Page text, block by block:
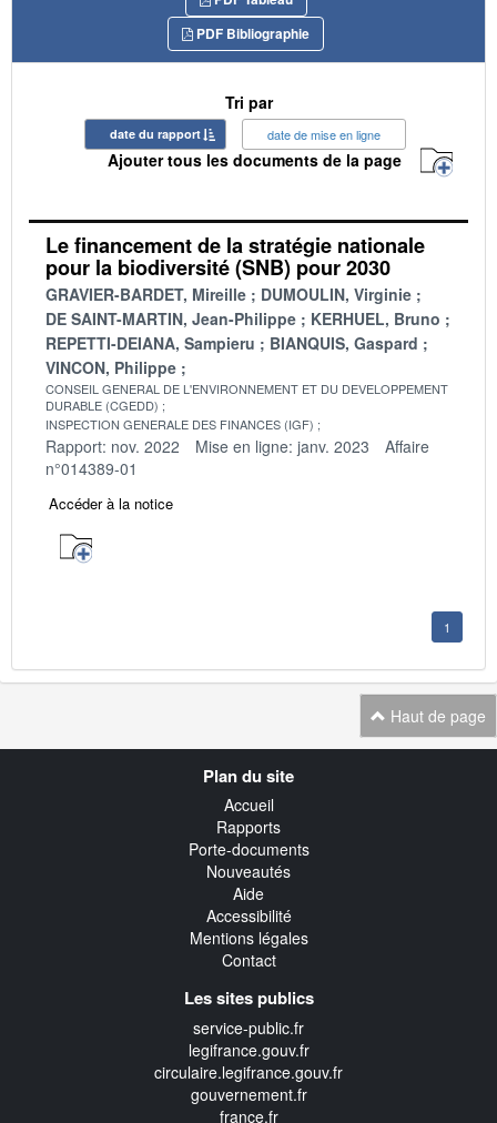
PDF Bibliographie
Tri par
date du rapport date de mise en ligne
Ajouter tous les documents de la page
Le financement de la stratégie nationale
pour la biodiversité (SNB) pour 2030
GRAVIER-BARDET, Mireille
DUMOULIN, Virginie
DE SAINT-MARTIN, Jean-Philippe
KERHUEL, Bruno
REPETTI-DEIANA, Sampieru
BIANQUIS, Gaspard
VINCON, Philippe
CONSEIL GENERAL DE L'ENVIRONNEMENT ET DU DEVELOPPEMENT
DURABLE (CGEDD)
INSPECTION GENERALE DES FINANCES (IGF)
Rapport: nov. 2022 Mise en ligne: janv. 2023
Affaire
n°014389-01
Accéder à la notice
1
Haut de page
Plan du site
Accueil
Rapports
Porte-documents
Nouveautés
Aide
Accessibilité
Mentions légales
Contact
Les sites publics
service-public.fr
legifrance.gouv.fr
circulaire.legifrance.gouv.fr
gouvernement.fr
france.fr